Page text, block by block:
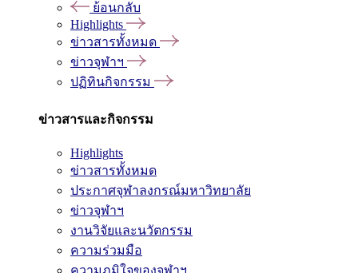
ย้อนกลับ
Highlights
ข่าวสารทั้งหมด
ข่าวจุฬาฯ
ปฏิทินกิจกรรม
ข่าวสารและกิจกรรม
Highlights
ข่าวสารทั้งหมด
ประกาศจุฬาลงกรณ์มหาวิทยาลัย
ข่าวจุฬาฯ
งานวิจัยและนวัตกรรม
ความร่วมมือ
ความภูมิใจของจุฬาฯ